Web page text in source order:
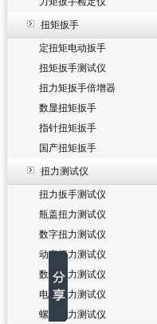
扭矩扳手
定扭矩电动扳手
扭矩扳手测试仪
扭力矩扳手倍增器
数显扭矩扳手
指针扭矩扳手
国产扭矩扳手
扭力测试仪
扭力扳手测试仪
瓶盖扭力测试仪
数字扭力测试仪
动态扭力测试仪
数显扭力测试仪
电批扭力测试仪
螺丝扭力测试仪